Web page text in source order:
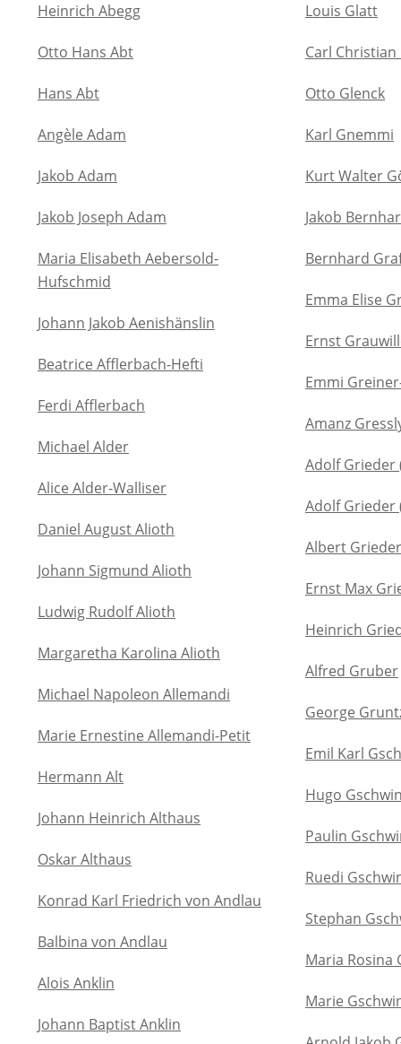
Heinrich Abegg
Otto Hans Abt
Hans Abt
Angèle Adam
Jakob Adam
Jakob Joseph Adam
Maria Elisabeth Aebersold-
Hufschmid
Johann Jakob Aenishänslin
Beatrice Afflerbach-Hefti
Ferdi Afflerbach
Michael Alder
Alice Alder-Walliser
Daniel August Alioth
Johann Sigmund Alioth
Ludwig Rudolf Alioth
Margaretha Karolina Alioth
Michael Napoleon Allemandi
Marie Ernestine Allemandi-Petit
Hermann Alt
Johann Heinrich Althaus
Oskar Althaus
Konrad Karl Friedrich von Andlau
Balbina von Andlau
Alois Anklin
Johann Baptist Anklin
Louis Glatt
Carl
Otto Glenck
Karl Gnemmi
Kurt Walter
Jakob
Bernhard
Emma Elise
Ernst
Emmi
Amanz
Adolf Grieder
Adolf Grieder
Albert Grieder
Ernst Max
Heinrich
Alfred Gruber
George
Emil Karl
Hugo
Paulin
Ruedi
Stephan
Maria Rosina
Marie